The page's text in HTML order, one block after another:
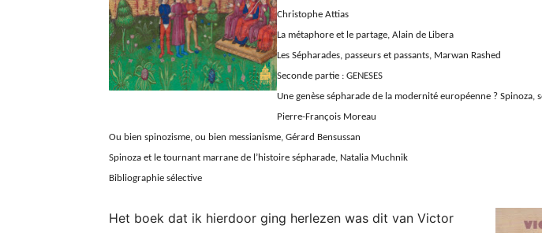
Christophe Attias
La métaphore et le partage, Alain de Libera
Les Sépharades, passeurs et passants, Marwan Rashed
Seconde partie : GENESES
Une genèse sépharade de la modernité européenne ? Spinoza,
Pierre-François Moreau
Ou bien spinozisme, ou bien messianisme, Gérard Bensussan
Spinoza et le tournant marrane de l’histoire sépharade, Natalia Muchnik
Bibliographie sélective
Het boek dat ik hierdoor ging herlezen was dit van Victor